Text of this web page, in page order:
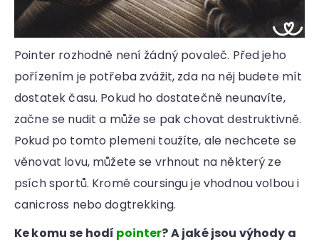
Pointer rozhodně není žádný povaleč. Před jeho
pořízením je potřeba zvážit, zda na něj budete mít
dostatek času. Pokud ho dostatečně neunavíte,
začne se nudit a může se pak chovat destruktivně.
Pokud po tomto plemeni toužíte, ale nechcete se
věnovat lovu, můžete se vrhnout na některý ze
psích sportů. Kromě coursingu je vhodnou volbou i
canicross nebo dogtrekking.
Ke komu se hodí pointer? A jaké jsou výhody a